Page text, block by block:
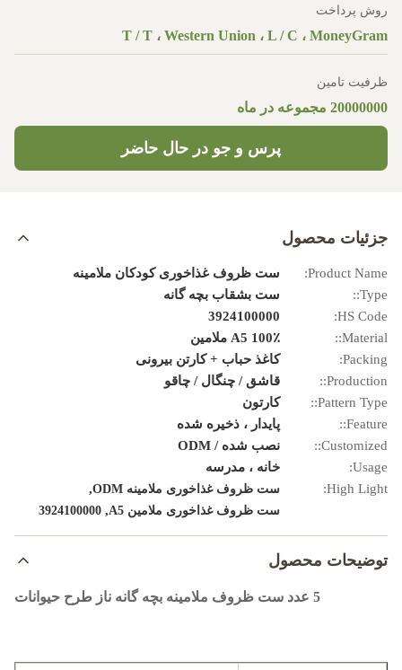
روش پرداخت
T / T ، Western Union ، L / C ، MoneyGram
ظرفیت تامین
20000000 مجموعه در ماه
پرس و جو در حال حاضر
جزئیات محصول
Product Name:
ست ظروف غذاخوری کودکان ملامینه
Type::
ست بشقاب بچه گانه
HS Code:
3924100000
Material::
100٪ A5 ملامین
Packing:
کاغذ حباب + کارتن بیرونی
Production::
قاشق / چنگال / چاقو
Pattern Type::
کارتون
Feature::
پایدار ، ذخیره شده
Customized::
نصب شده / ODM
Usage:
خانه ، مدرسه
High Light:
ست ظروف غذاخوری ملامینه ODM ,
ست ظروف غذاخوری ملامین A5 ,
3924100000
توضیحات محصول
5 عدد ست ظروف ملامینه بچه گانه ناز طرح حیوانات